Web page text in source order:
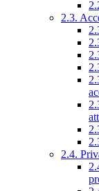
2.3.
2.4.